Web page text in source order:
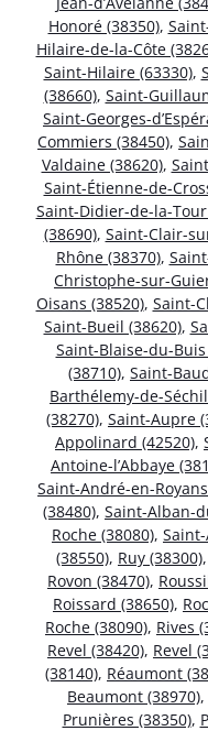
Honoré (38350),
Hilaire-de-la-Côte
Saint-Hilaire (63330),
(38660), Saint-
Saint-Georges-
Commiers (38450),
Valdaine (38620),
Saint-Étienne-de-
Saint-Didier-de-la-Tour
(38690), Saint-Clair-
Rhône (38370),
Christophe-sur-
Oisans (38520), Saint-
Saint-Bueil (38620),
Saint-Blaise-du-Buis
(38710), Saint-
Barthélemy-de-
(38270), Saint-Aupre
Appolinard (42520),
Antoine-l’Abbaye
Saint-André-en-
(38480), Saint-Alban-
Roche (38080),
(38550), Ruy (38300),
Rovon (38470),
Roissard (38650),
Roche (38090), Rives
Revel (38420), Revel
(38140), Réaumont
Beaumont (38970),
Prunières (38350),